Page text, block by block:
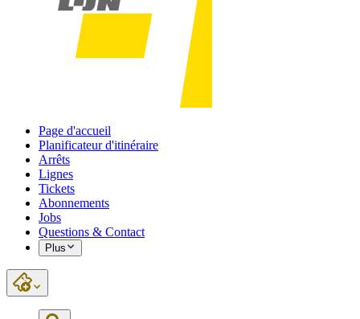
Page d'accueil
Planificateur d'itinéraire
Arrêts
Lignes
Tickets
Abonnements
Jobs
Questions & Contact
Plus